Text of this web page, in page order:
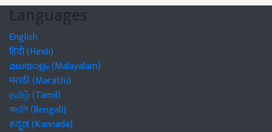
Languages
English
हिंदी (Hindi)
മലയാളം (Malayalam)
मराठी (Marathi)
தமிழ் (Tamil)
বাঙালি (Bengali)
ಕನ್ನಡ (Kannada)